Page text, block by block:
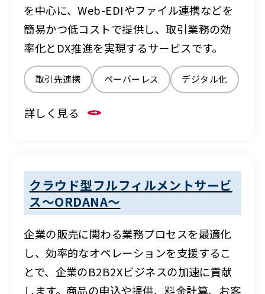
を中心に、Web-EDIやファイル連携などを
簡易かつ低コストで提供し、取引業務の効
率化とDX推進を実現するサービスです。
取引先連携 ペーパーレス デジタル化
詳しく見る
クラウド型フルフィルメントサービ
ス～ORDANA～
企業の販売に関わる業務プロセスを最適化
し、効率的なオペレーションを支援するこ
とで、企業のB2B2Xビジネスの加速に貢献
します。商品の申込や提供、料金計算、お客